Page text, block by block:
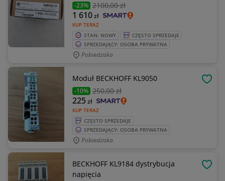
-23% 2100,00 zł
KUP TERAZ
1 610zł
STAN: NOWY
CZĘSTO SPRZEDAJE
SPRZEDAJĄCY: OSOBA PRYWATNA
Pobiedziska
Moduł BECKHOFF KL9050
-10% 250,00 zł
KUP TERAZ
225zł
CZĘSTO SPRZEDAJE
SPRZEDAJĄCY: OSOBA PRYWATNA
Pobiedziska
BECKHOFF KL9184 dystrybucja
napięcia